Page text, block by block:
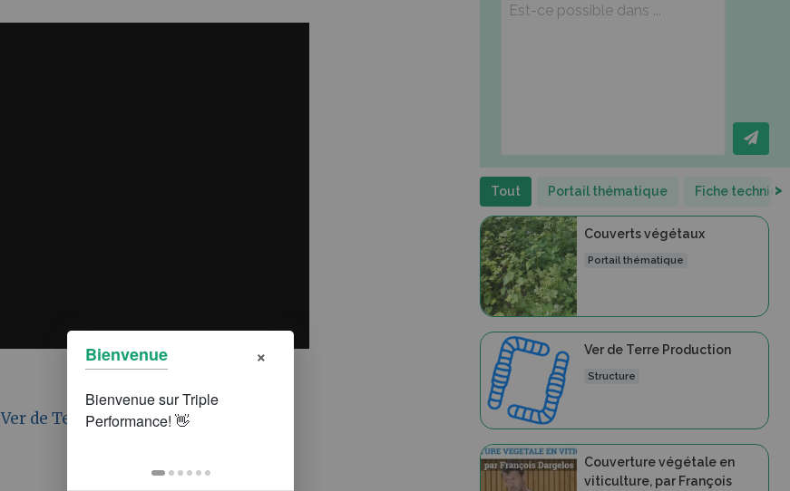
Ver de Terre Production - Videos
Tout Portail thématique Fiche >
Couverts végétaux
Portail thématique
Ver de Terre Production
Structure
Couverture végétale en
viticulture, par François
Bienvenue ×